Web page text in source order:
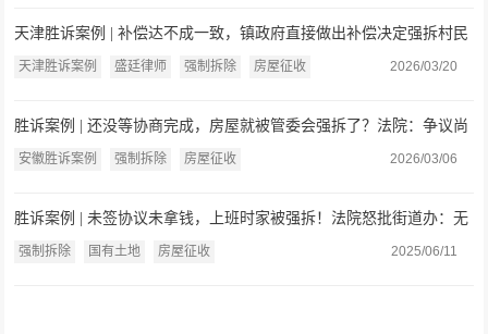
天津胜诉案例 | 补偿达不成一致，镇政府直接做出补偿决定强拆村民
房屋，法院：镇政府无权
天津胜诉案例 盛廷律师 强制拆除 房屋征收 2026/03/20
胜诉案例 | 还没等协商完成，房屋就被管委会强拆了？法院：争议尚
未解决就实施强制拆除，违法
安徽胜诉案例 强制拆除 房屋征收 2026/03/06
胜诉案例 | 未签协议未拿钱，上班时家被强拆！法院怒批街道办：无
权！违法！
强制拆除 国有土地 房屋征收 2025/06/11